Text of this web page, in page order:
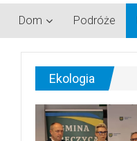
Dom Podróże
Ekologia